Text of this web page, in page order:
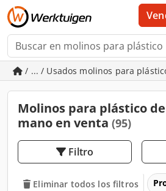
/ ... / Usados molinos para
Molinos para plástico
mano en venta (95)
Filtro
Eliminar todos los filtros